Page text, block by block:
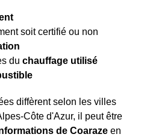
soit certifié ou non
du chauffage utilisé
diffèrent selon les villes
Côte d'Azur, il peut être
de Coaraze en